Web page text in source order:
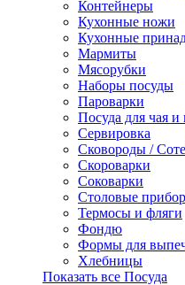
Контейнеры
Кухонные ножи
Кухонные
Мармиты
Мясорубки
Наборы посуды
Пароварки
Посуда для чая и
Сервировка
Сковороды /
Скороварки
Соковарки
Столовые
Термосы и фляги
Фондю
Формы для
Хлебницы
Показать все Посуда